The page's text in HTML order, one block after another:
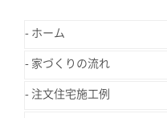
ホーム
家づくりの流れ
注文住宅施工例